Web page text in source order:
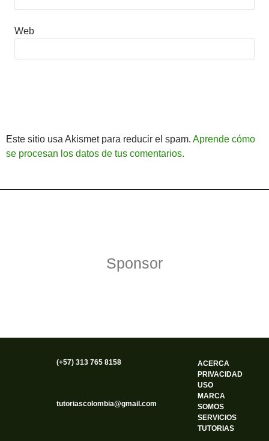
Web
Este sitio usa Akismet para reducir el spam. Aprende cómo
se procesan los datos de tus comentarios.
Sponsor
(+57) 313 765 8158
tutoriascolombia@gmail.com
ACERCA
PRIVACIDAD
USO
MARCA
SOMOS
SERVICIOS
TUTORIAS